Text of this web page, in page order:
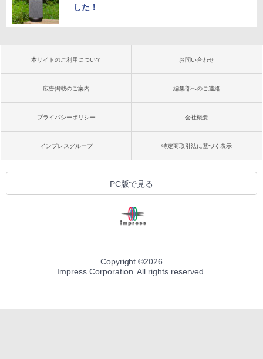
した！
本サイトのご利用について お問い合わせ
広告掲載のご案内 編集部へのご連絡
プライバシーポリシー 会社概要
インプレスグループ 特定商取引法に基づく表示
PC版で見る
Copyright ©2026
Impress Corporation. All rights reserved.